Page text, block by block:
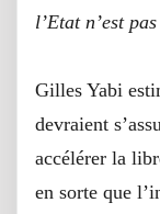
l’Etat n’est
Gilles Yabi
devraient
accélérer la
en sorte que